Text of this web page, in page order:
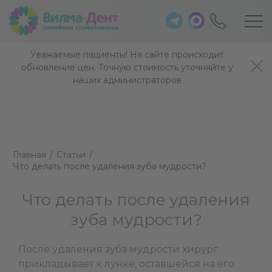
Уважаемые пациенты! На сайте происходит
обновление цен. Точную стоимость уточняйте у
наших администраторов
Главная / Статьи /
Что делать после удаления зуба мудрости?
Что делать после удаления
зуба мудрости?
После удаления зуба мудрости хирург
прикладывает к лунке, оставшейся на его